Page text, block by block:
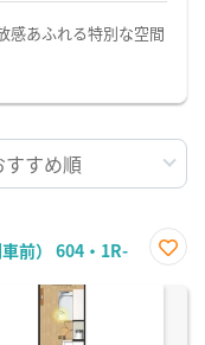
感あふれる特別な空間
前） 604・1R-
に入